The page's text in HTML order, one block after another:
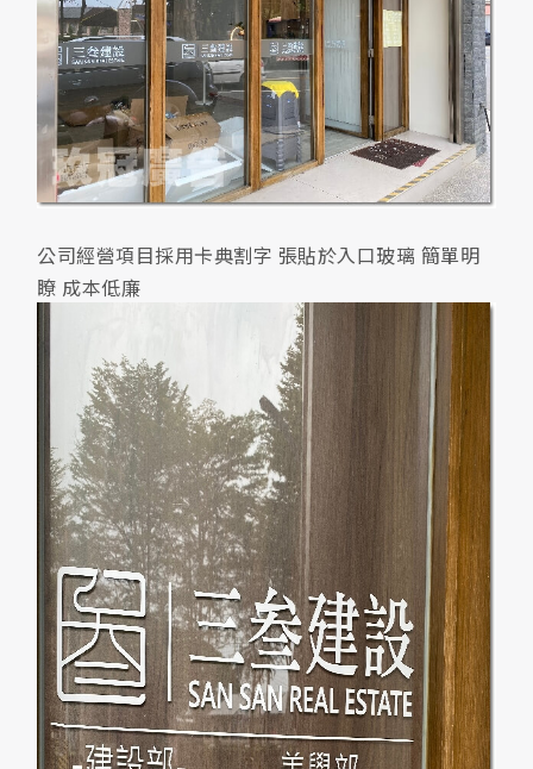
公司經營項目採用卡典割字 張貼於入口玻璃 簡單明
瞭 成本低廉